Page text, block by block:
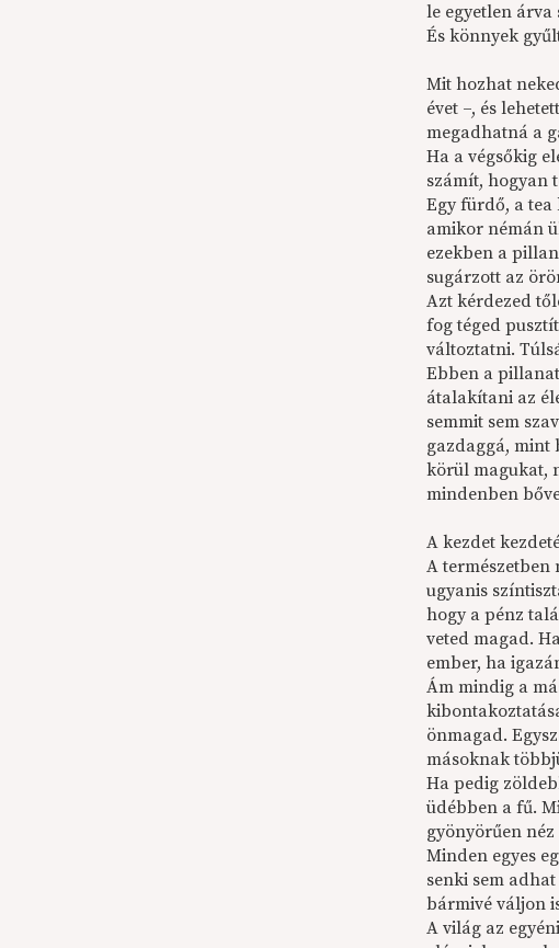
le egyetlen árva
És könnyek
Mit hozhat
évet –, és
megadhatná a
Ha a végsőkig
számít, hogyan
Egy fürdő, a
amikor némán
ezekben a
sugárzott az
Azt kérdezed
fog téged
változtatni.
Ebben a
átalakítani az
semmit sem
gazdaggá, mint
körül magukat,
mindenben
A kezdet
A természetben
ugyanis
hogy a pénz
veted magad.
ember, ha
Ám mindig a
önmagad.
másoknak
Ha pedig
üdébben a fű.
gyönyörűen néz
Minden egyes
senki sem
bármivé váljon
A világ az